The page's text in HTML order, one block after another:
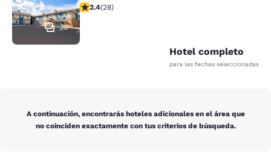
30
calificación de 2.43 estrellas. Feria. 28 reseñas
2.4(28)
Hotel completo
para las fechas seleccionadas
A continuación, encontrarás hoteles adicionales en el área que
no coinciden exactamente con tus criterios de búsqueda.